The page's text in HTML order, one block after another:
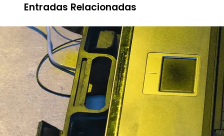
Entradas Relacionadas